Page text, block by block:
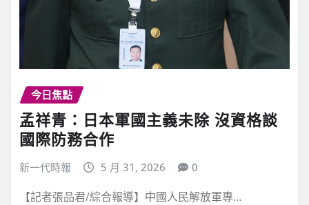
今日焦點
孟祥青：日本軍國主義未除 沒資格談
國際防務合作
新一代時報 5 月 31, 2026 0
【記者張品君/綜合報導】中國人民解放軍專…